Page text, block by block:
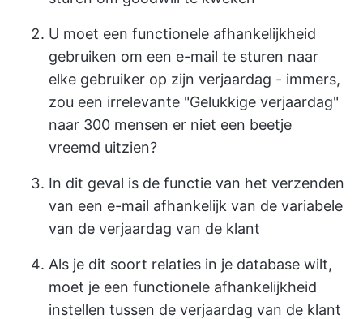
U moet een functionele afhankelijkheid
gebruiken om een e-mail te sturen naar
elke gebruiker op zijn verjaardag - immers,
zou een irrelevante "Gelukkige verjaardag"
naar 300 mensen er niet een beetje
vreemd uitzien?
In dit geval is de functie van het verzenden
van een e-mail afhankelijk van de variabele
van de verjaardag van de klant
Als je dit soort relaties in je database wilt,
moet je een functionele afhankelijkheid
instellen tussen de verjaardag van de klant